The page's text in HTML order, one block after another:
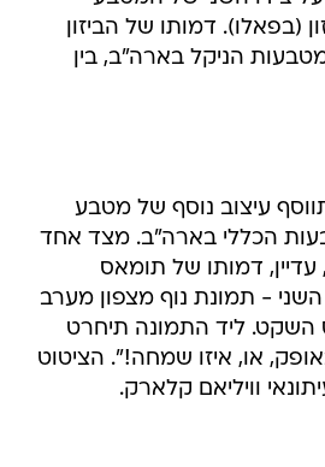
(בפאלו). דמותו של הביזון
הניקל בארה"ב, בין
עיצוב נוסף של מטבע
הכללי בארה"ב. מצד אחד
דמותו של תומאס
השני - תמונת נוף מצפון מערב
השקט. ליד התמונה תיחרט
או, איזו שמחה!". הציטוט
וויליאם קלארק.